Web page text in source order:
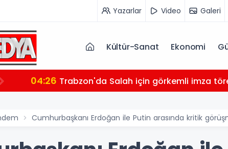
Yazarlar Video Galeri
Kültür-Sanat Ekonomi
04:26 Trabzon'da Salah için görkemli imza
Cumhurbaşkanı Erdoğan ile Putin arasında kritik